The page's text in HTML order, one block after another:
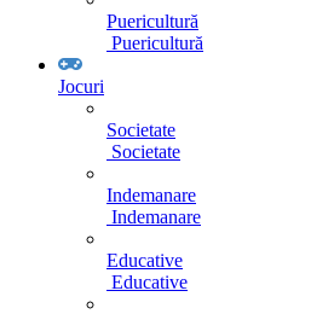
Puericultură
Puericultură
Jocuri
Societate
Societate
Indemanare
Indemanare
Educative
Educative